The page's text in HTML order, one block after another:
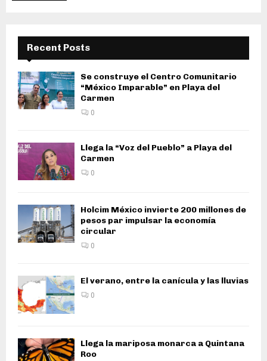
Recent Posts
Se construye el Centro Comunitario
“México Imparable” en Playa del
Carmen
0
Llega la “Voz del Pueblo” a Playa del
Carmen
0
Holcim México invierte 200 millones de
pesos par impulsar la economía
circular
0
El verano, entre la canícula y las lluvias
0
Llega la mariposa monarca a Quintana
Roo